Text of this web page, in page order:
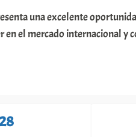
una excelente
en el mercado internacional y